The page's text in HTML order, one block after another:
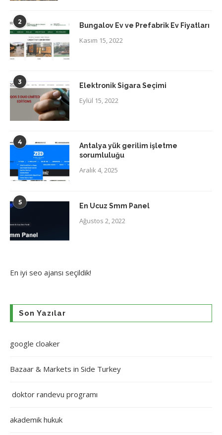
2 Bungalov Ev ve Prefabrik Ev Fiyatları
Kasım 15, 2022
3 Elektronik Sigara Seçimi
Eylül 15, 2022
4
Antalya yük gerilim işletme
sorumluluğu
Aralık 4, 2025
5 En Ucuz Smm Panel
Ağustos 2, 2022
En iyi seo ajansı seçildik!
Son Yazılar
google cloaker
Bazaar & Markets in Side Turkey
doktor randevu programı
akademik hukuk